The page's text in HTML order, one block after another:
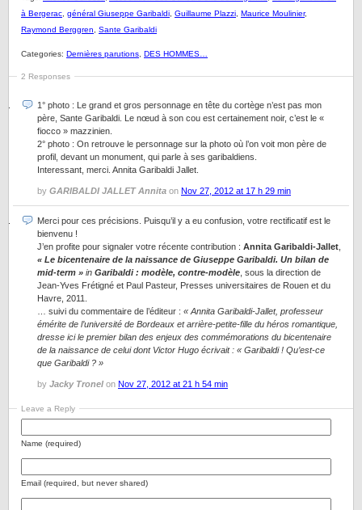
à Bergerac général Giuseppe Garibaldi Guillaume Plazzi Maurice Moulinier,
Raymond Berggren
Sante Garibaldi
Categories: Dernières parutions DES HOMMES…
2 Responses
1° photo : Le grand et gros personnage en tête du cortège n’est pas mon
père, Sante Garibaldi. Le nœud à son cou est certainement noir, c’est le «
fiocco » mazzinien.
2° photo : On retrouve le personnage sur la photo où l’on voit mon père de
profil, devant un monument, qui parle à ses garibaldiens.
Interessant, merci. Annita Garibaldi Jallet.
by GARIBALDI JALLET Annita on Nov 27, 2012 at 17 h 29 min
Merci pour ces précisions. Puisqu’il y a eu confusion, votre rectificatif est le
bienvenu !
J’en profite pour signaler votre récente contribution : Annita Garibaldi-Jallet
« Le bicentenaire de la naissance de Giuseppe Garibaldi. Un bilan de
mid-term » in Garibaldi : modèle, contre-modèle , sous la direction de
Jean-Yves Frétigné et Paul Pasteur, Presses universitaires de Rouen et du
Havre, 2011.
… suivi du commentaire de l’éditeur : « Annita Garibaldi-Jallet, professeur
émérite de l’université de Bordeaux et arrière-petite-fille du héros romantique,
dresse ici le premier bilan des enjeux des commémorations du bicentenaire
de la naissance de celui dont Victor Hugo écrivait : « Garibaldi ! Qu’est-ce
que Garibaldi ? »
by Jacky Tronel on Nov 27, 2012 at 21 h 54 min
Leave a Reply
Name (required)
Email (required, but never shared)